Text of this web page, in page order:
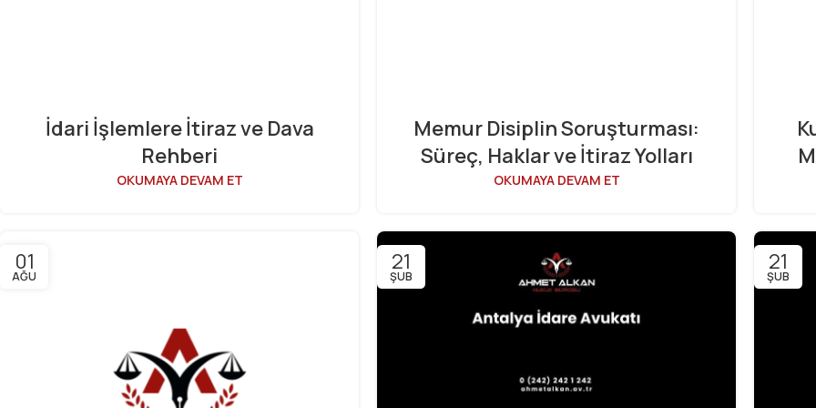
İdari İşlemlere İtiraz ve Dava
Rehberi
OKUMAYA DEVAM ET
Memur Disiplin Soruşturması:
Süreç, Haklar ve İtiraz Yolları
OKUMAYA DEVAM ET
01
AĞU
21
ŞUB
21
ŞUB